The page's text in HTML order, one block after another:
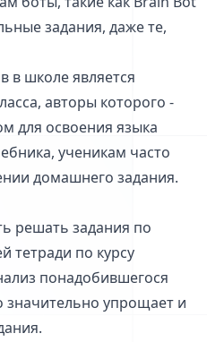
задания, даже те,
в школе является
авторы которого -
для освоения языка
ученикам часто
домашнего задания.
решать задания по
тетради по курсу
понадобившегося
значительно упрощает и